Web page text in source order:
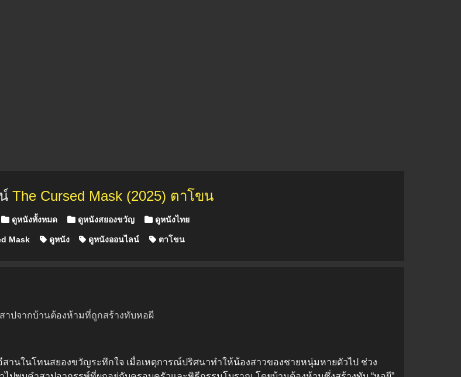
The Cursed Mask (2025) ตาโขน
ดูหนังทั้งหมด ดูหนังสยองขวัญ ดูหนังไทย
Mask ดูหนัง ดูหนังออนไลน์ ตาโขน
าปจากบ้านต้องห้ามที่ถูกสร้างทับหอผี
สานในโทนสยองขวัญระทึกใจ เมื่อเหตุการณ์ปริศนาทำให้น้องสาวของชายหนุ่มหายตัวไป ช่วง